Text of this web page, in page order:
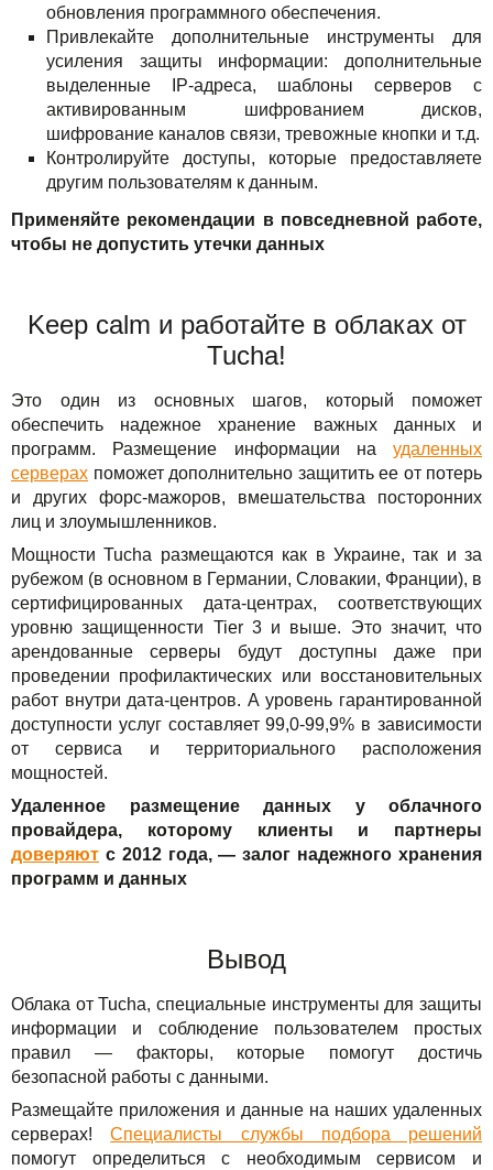
обновления программного обеспечения.
Привлекайте дополнительные инструменты для
усиления защиты информации: дополнительные
выделенные IP-адреса, шаблоны серверов с
активированным шифрованием дисков,
шифрование каналов связи, тревожные кнопки и т.д.
Контролируйте доступы, которые предоставляете
другим пользователям к данным.
Применяйте рекомендации в повседневной работе,
чтобы не допустить утечки данных
Keep calm и работайте в облаках от
Tucha!
Это один из основных шагов, который поможет
обеспечить надежное хранение важных данных и
программ. Размещение информации на удаленных
серверах поможет дополнительно защитить ее от потерь
и других форс-мажоров, вмешательства посторонних
лиц и злоумышленников.
Мощности Tucha размещаются как в Украине, так и за
рубежом (в основном в Германии, Словакии, Франции), в
сертифицированных дата-центрах, соответствующих
уровню защищенности Tier 3 и выше. Это значит, что
арендованные серверы будут доступны даже при
проведении профилактических или восстановительных
работ внутри дата-центров. А уровень гарантированной
доступности услуг составляет 99,0-99,9% в зависимости
от сервиса и территориального расположения
мощностей.
Удаленное размещение данных у облачного
провайдера, которому клиенты и партнеры
доверяют с 2012 года, — залог надежного хранения
программ и данных
Вывод
Облака от Tucha, специальные инструменты для защиты
информации и соблюдение пользователем простых
правил — факторы, которые помогут достичь
безопасной работы с данными.
Размещайте приложения и данные на наших удаленных
серверах!Специалисты службы подбора решений
помогут определиться с необходимым сервисом и